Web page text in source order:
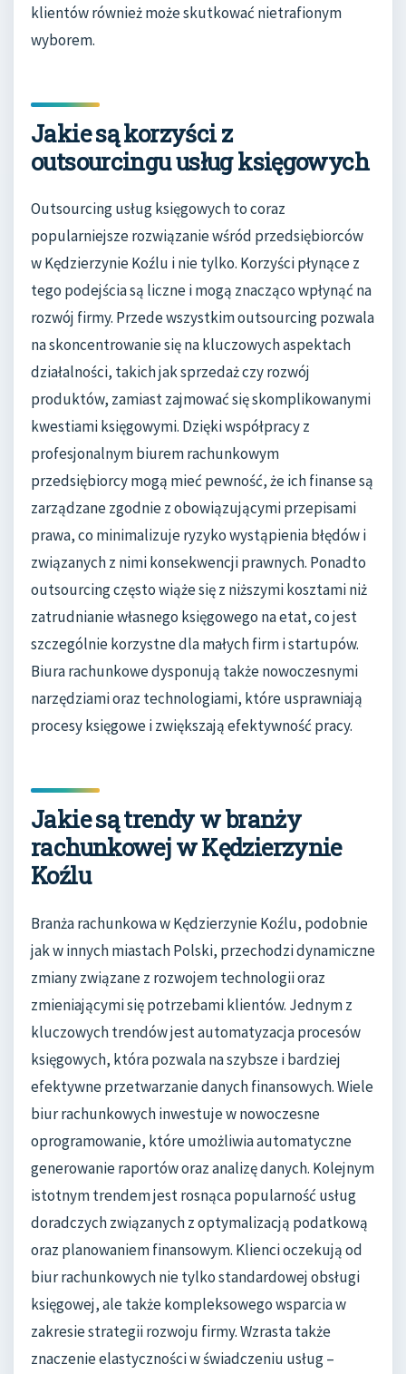
klientów również może skutkować nietrafionym
wyborem.
Jakie są korzyści z
outsourcingu usług księgowych
Outsourcing usług księgowych to coraz
popularniejsze rozwiązanie wśród przedsiębiorców
w Kędzierzynie Koźlu i nie tylko. Korzyści płynące z
tego podejścia są liczne i mogą znacząco wpłynąć na
rozwój firmy. Przede wszystkim outsourcing pozwala
na skoncentrowanie się na kluczowych aspektach
działalności, takich jak sprzedaż czy rozwój
produktów, zamiast zajmować się skomplikowanymi
kwestiami księgowymi. Dzięki współpracy z
profesjonalnym biurem rachunkowym
przedsiębiorcy mogą mieć pewność, że ich finanse są
zarządzane zgodnie z obowiązującymi przepisami
prawa, co minimalizuje ryzyko wystąpienia błędów i
związanych z nimi konsekwencji prawnych. Ponadto
outsourcing często wiąże się z niższymi kosztami niż
zatrudnianie własnego księgowego na etat, co jest
szczególnie korzystne dla małych firm i startupów.
Biura rachunkowe dysponują także nowoczesnymi
narzędziami oraz technologiami, które usprawniają
procesy księgowe i zwiększają efektywność pracy.
Jakie są trendy w branży
rachunkowej w Kędzierzynie
Koźlu
Branża rachunkowa w Kędzierzynie Koźlu, podobnie
jak w innych miastach Polski, przechodzi dynamiczne
zmiany związane z rozwojem technologii oraz
zmieniającymi się potrzebami klientów. Jednym z
kluczowych trendów jest automatyzacja procesów
księgowych, która pozwala na szybsze i bardziej
efektywne przetwarzanie danych finansowych. Wiele
biur rachunkowych inwestuje w nowoczesne
oprogramowanie, które umożliwia automatyczne
generowanie raportów oraz analizę danych. Kolejnym
istotnym trendem jest rosnąca popularność usług
doradczych związanych z optymalizacją podatkową
oraz planowaniem finansowym. Klienci oczekują od
biur rachunkowych nie tylko standardowej obsługi
księgowej, ale także kompleksowego wsparcia w
zakresie strategii rozwoju firmy. Wzrasta także
znaczenie elastyczności w świadczeniu usług –